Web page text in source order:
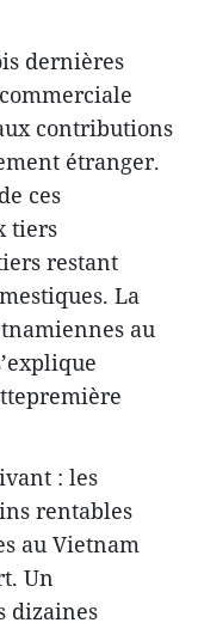
dernières
contributions
étranger.
ces
tiers
restant
La
au
: les
rentables
au Vietnam
Un
dizaines